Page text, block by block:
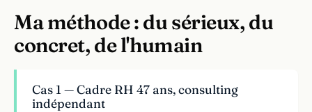
Ma méthode : du sérieux, du
concret, de l'humain
Cas 1 — Cadre RH 47 ans, consulting
indépendant